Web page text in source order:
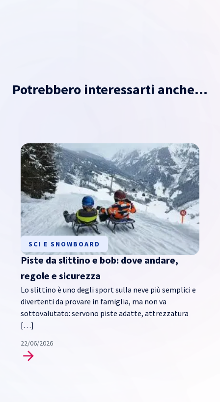
Potrebbero interessarti anche...
SCI E SNOWBOARD
Piste da slittino e bob: dove andare,
regole e sicurezza
Lo slittino è uno degli sport sulla neve più semplici e
divertenti da provare in famiglia, ma non va
sottovalutato: servono piste adatte, attrezzatura
[…]
22/06/2026